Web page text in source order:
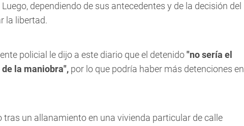
Luego, dependiendo de sus antecedentes y de la decisión del
la libertad.
policial le dijo a este diario que el detenido"no sería el
la maniobra", por lo que podría haber más detenciones en
tras un allanamiento en una vivienda particular de calle